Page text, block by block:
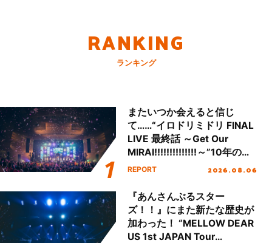
RANKING
ランキング
またいつか会えると信じ
て……“イロドリミドリ FINAL
LIVE 最終話 ～Get Our
MIRAI!!!!!!!!!!!!!!～”10年の活
動を経てファイナルを迎える
REPORT 2026.08.06
『あんさんぶるスター
ズ！！』にまた新たな歴史が
加わった！ “MELLOW DEAR
US 1st JAPAN Tour